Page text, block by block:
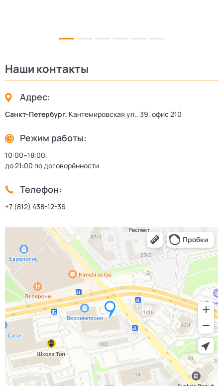
Наши контакты
Адрес:
Санкт-Петербург, Кантемировская ул., 39, офис 210
Режим работы:
10:00–18:00,
до 21:00 по договорённости
Телефон:
+7 (812) 438-12-36